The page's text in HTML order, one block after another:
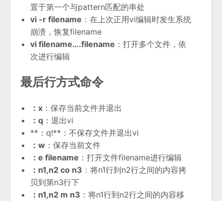
置于第一个与pattern匹配的串处
vi -r filename ：在上次正用vi编辑时发生系统
崩溃，恢复filename
vi filename….filename ：打开多个文件，依
次进行编辑
最后行方式命令
：x ：保存当前文件并退出
：q ：退出vi
**：q!**：不保存文件并退出vi
：w ：保存当前文件
：e filename ：打开文件filename进行编辑
：n1,n2 co n3 ：将n1行到n2行之间的内容拷
贝到第n3行下
：n1,n2 m n3 ：将n1行到n2行之间的内容移